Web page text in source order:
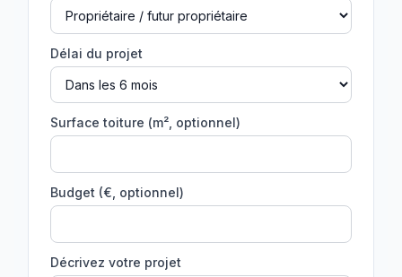
Délai du projet
Surface toiture (m², optionnel)
Budget (€, optionnel)
Décrivez votre projet